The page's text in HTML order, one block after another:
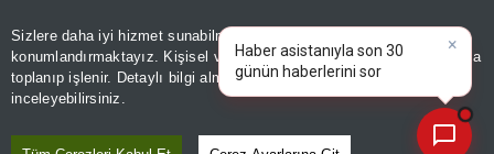
Sizlere daha iyi hizmet sunabilmek adına sitemizde
konumlandırmaktayız. Kişisel verileriniz, KVKK ve GDPR kapsamında
toplanıp işlenir. Detaylı bilgi almak için Aydınlatma Metnimizi
inceleyebilirsiniz.© 2026 İhlas Medya Grubu. Tüm Hakları Saklıdır
Son DakikaSite Haritası
Gizlilik PolitikasıÇerez Politikası ×
Haber asistanıyla son 30
günün haberlerini sorgulayın!